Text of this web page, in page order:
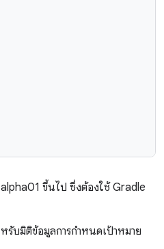
ขึ้นไป ซึ่งต้องใช้ Gradle
รับมิติข้อมูลการกำหนดเป้าหมาย